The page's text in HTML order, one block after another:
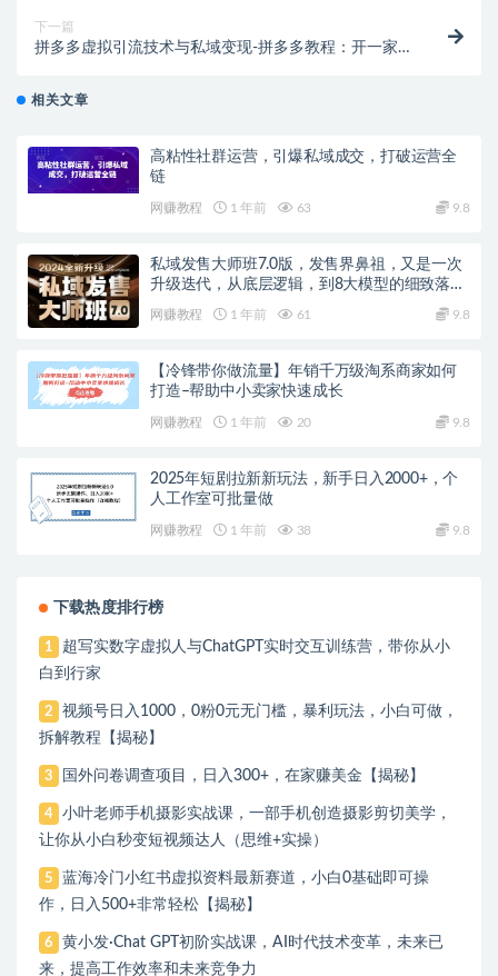
下一篇
拼多多虚拟引流技术与私域变现-拼多多教程：开一家
相关文章
高粘性社群运营，引爆私域成交，打破运营全
链
网赚教程 1 年前 63 9.8
私域发售大师班7.0版，发售界鼻祖，又是一次
升级迭代，从底层逻辑，到8大模型的细致落地
网赚教程 1 年前 61 9.8
【冷锋带你做流量】年销千万级淘系商家如何
打造–帮助中小卖家快速成长
网赚教程 1 年前 20 9.8
2025年短剧拉新新玩法，新手日入2000+，个
人工作室可批量做
网赚教程 1 年前 38 9.8
下载热度排行榜
1
超写实数字虚拟人与ChatGPT实时交互训练营，带你从小
白到行家
2
视频号日入1000，0粉0元无门槛，暴利玩法，小白可做，
拆解教程【揭秘】
3 国外问卷调查项目，日入300+，在家赚美金【揭秘】
4
小叶老师手机摄影实战课，一部手机创造摄影剪切美学，
让你从小白秒变短视频达人（思维+实操）
5
蓝海冷门小红书虚拟资料最新赛道，小白0基础即可操
作，日入500+非常轻松【揭秘】
6
黄小发·Chat GPT初阶实战课，​AI时代技术变革，未来已
来，提高工作效率和未来竞争力